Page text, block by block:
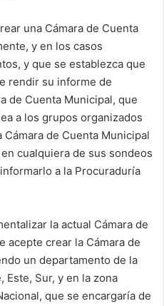
una Cámara de Cuenta
y en los casos
y que se establezca que
rendir su informe de
de Cuenta Municipal, que
a los grupos organizados
de Cuenta Municipal
cualquiera de sus sondeos
a la Procuraduría
la actual Cámara de
acepte crear la Cámara de
un departamento de la
Este, Sur, y en la zona
que se encargaría de